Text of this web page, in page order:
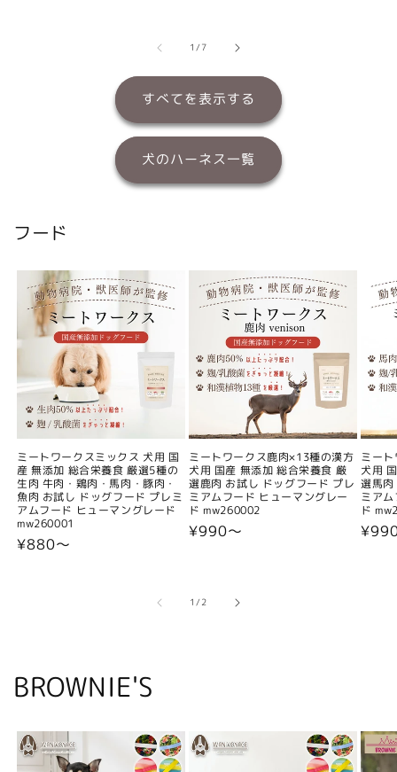
1/の
7
すべてを表示する
犬のハーネス一覧
フード
ミートワークスミックス 犬用 国
産 無添加 総合栄養食 厳選5種の
生肉 牛肉・鶏肉・馬肉・豚肉・
魚肉 お試し ドッグフード プレミ
アムフード ヒューマングレード
mw260001
通
¥880〜
ミートワークス鹿肉×13種の漢方
犬用 国産 無添加 総合栄養食 厳
選鹿肉 お試し ドッグフード プレ
ミアムフード ヒューマングレー
ド mw260002
通
¥990〜
ミー
犬用
選馬
ミア
ド
通
1/の
2
BROWNIE'S